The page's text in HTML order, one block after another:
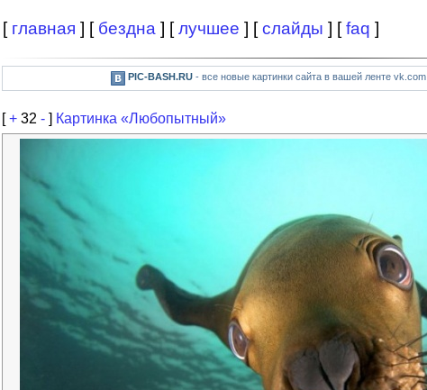
[ главная ] [ бездна ] [лучшее ] [слайды ] [faq ]
PIC-BASH.RU- все новые картинки сайта в вашей ленте vk.com
[+ 32 - ] Картинка «Любопытный»